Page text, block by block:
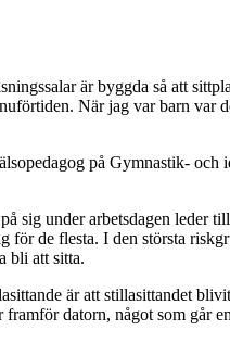
är byggda så att
När jag var barn
på Gymnastik-
under arbetsdagen leder
för de flesta. I den största
bli att sitta.
är att stillasittandet
datorn, något som går